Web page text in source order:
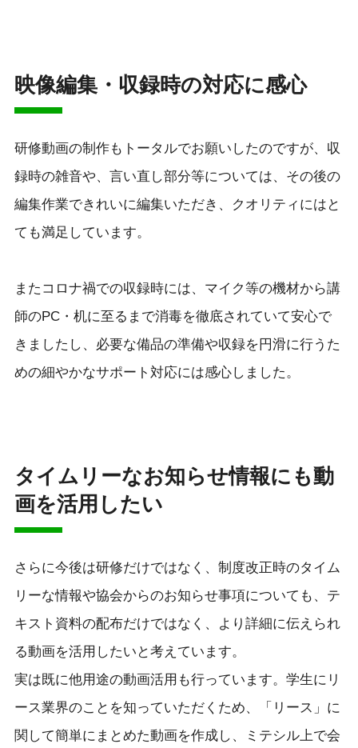
映像編集・収録時の対応に感心
研修動画の制作もトータルでお願いしたのですが、収
録時の雑音や、言い直し部分等については、その後の
編集作業できれいに編集いただき、クオリティにはと
ても満足しています。
またコロナ禍での収録時には、マイク等の機材から講
師のPC・机に至るまで消毒を徹底されていて安心で
きましたし、必要な備品の準備や収録を円滑に行うた
めの細やかなサポート対応には感心しました。
タイムリーなお知らせ情報にも動
画を活用したい
さらに今後は研修だけではなく、制度改正時のタイム
リーな情報や協会からのお知らせ事項についても、テ
キスト資料の配布だけではなく、より詳細に伝えられ
る動画を活用したいと考えています。
実は既に他用途の動画活用も行っています。学生にリ
ース業界のことを知っていただくため、「リース」に
関して簡単にまとめた動画を作成し、ミテシル上で会